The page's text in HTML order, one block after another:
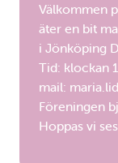
Välkommen
äter en bit
i Jönköping
Tid: klockan
mail:
Föreningen
Hoppas vi